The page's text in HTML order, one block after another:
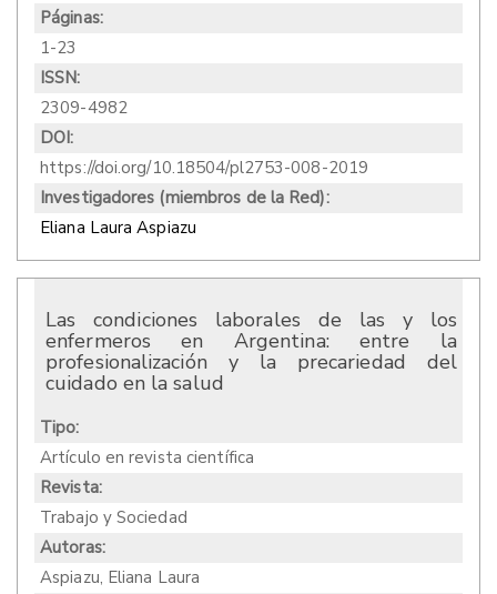
Páginas:
1-23
ISSN:
2309-4982
DOI:
https://doi.org/10.18504/pl2753-008-2019
Investigadores (miembros de la Red):
Eliana Laura Aspiazu
Las condiciones laborales de las y los
enfermeros en Argentina: entre la
profesionalización y la precariedad del
cuidado en la salud
Tipo:
Artículo en revista científica
Revista:
Trabajo y Sociedad
Autoras:
Aspiazu, Eliana Laura